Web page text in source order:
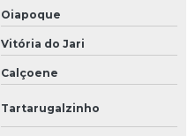
Oiapoque
Vitória do Jari
Calçoene
Tartarugalzinho